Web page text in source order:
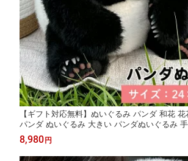
【ギフト対応無料】ぬいぐるみ パンダ 和花
パンダ ぬいぐるみ 大きい パンダぬいぐるみ 手
るみ panda 赤ちゃん かわいい リアル ぬいぐる
くり かわいい 動物 可愛い 添い寝 ブラック 茶
ト
8,980 円